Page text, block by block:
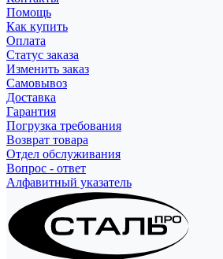
Помощь
Как купить
Оплата
Статус заказа
Изменить заказ
Самовывоз
Доставка
Гарантия
Погрузка требования
Возврат товара
Отдел обслуживания
Вопрос - ответ
Алфавитный указатель